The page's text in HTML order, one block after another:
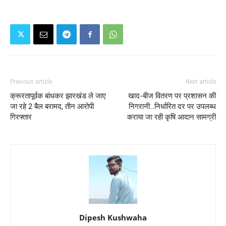
Previous article
क्रूरतापूर्वक बांधकर झारखंड ले जाए
जा रहे 2 बैल बरामद, तीन आरोपी
गिरफ्तार
Next article
खाद-बीज वितरण पर प्रशासन की
निगरानी...निर्धारित दर पर उपलब्ध
कराया जा रही कृषि आदान सामग्री
Dipesh Kushwaha